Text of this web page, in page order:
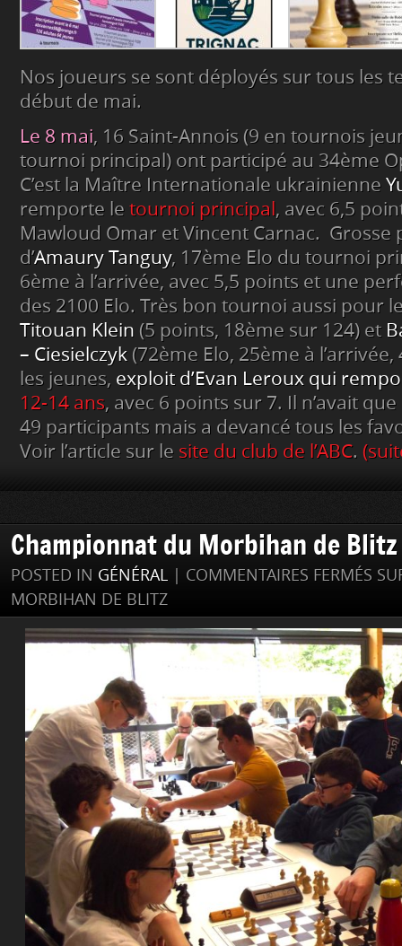
Nos joueurs se sont déployés sur tous les
début de mai.
Le 8 mai, 16 Saint-Annois (9 en tournois
tournoi principal) ont participé au 34ème
C’est la Maître Internationale ukrainienne
remporte le tournoi principal , avec 6,5
Mawloud Omar et Vincent Carnac. Grosse
d’Amaury Tanguy, 17ème Elo du tournoi
6ème à l’arrivée, avec 5,5 points et une
des 2100 Elo. Très bon tournoi aussi pour
Titouan Klein (5 points, 18ème sur 124) et
– Ciesielczyk (72ème Elo, 25ème à l’arrivée,
les jeunes, exploit d’Evan Leroux qui
12-14 ans, avec 6 points sur 7. Il n’avait
49 participants mais a devancé tous les
Voir l’article sur le site du club de l’ABC.
Championnat du Morbihan de Blitz
POSTED IN GÉNÉRAL COMMENTAIRES FERMÉS
MORBIHAN DE BLITZ